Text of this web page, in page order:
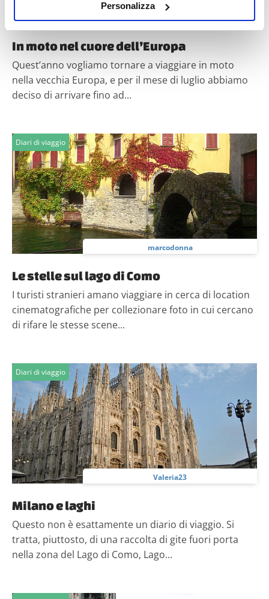
raccogliere informazioni sulla tua posizione
geografica, con un'approssimazione di qualche
metro,
attivamente alla ricerca di caratteristiche specifiche
(impronte digitali).
modificare o ritirare il tuo consenso in qualsiasi momento
dalla Dichiarazione sui cookie.
Utilizziamo i cookie per personalizzare contenuti ed
annunci, per fornire funzionalità dei social media e per
analizzare il nostro traffico. Condividiamo inoltre
informazioni sul modo in cui utilizzi il nostro sito con i
nostri partner che si occupano di analisi dei dati web,
pubblicità e social media, i quali potrebbero combinarle
raccolto dal tuo utilizzo dei loro servizi.
Personalizza
lucia59
In moto nel cuore dell’Europa
Quest’anno vogliamo tornare a viaggiare in moto
nella vecchia Europa, e per il mese di luglio abbiamo
deciso di arrivare fino ad...
Diari di viaggio
marcodonna
Le stelle sul lago di Como
I turisti stranieri amano viaggiare in cerca di location
cinematografiche per collezionare foto in cui cercano
di rifare le stesse scene...
Diari di viaggio
Valeria23
Milano e laghi
Questo non è esattamente un diario di viaggio. Si
tratta, piuttosto, di una raccolta di gite fuori porta
nella zona del Lago di Como, Lago...